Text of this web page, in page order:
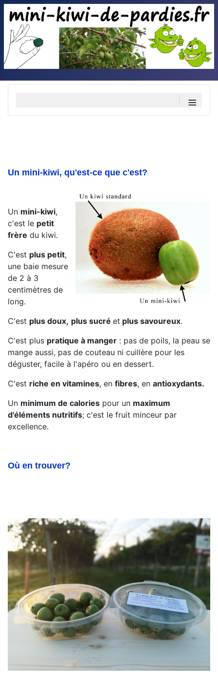
≡
Un mini-kiwi, qu'est-ce que c'est?
Un mini-kiwi,
c'est le petit
frère du kiwi.
C'est plus petit,
une baie mesure
de 2 à 3
centimètres de
long.
C'est plus doux, plus sucré et plus savoureux.
C'est plus pratique à manger : pas de poils, la peau se
mange aussi, pas de couteau ni cuillère pour les
déguster, facile à l'apéro ou en dessert.
C'est riche en vitamines, en fibres, en antioxydants.
Un minimum de calories pour un maximum
d'éléments nutritifs; c'est le fruit minceur par
excellence.
Où en trouver?